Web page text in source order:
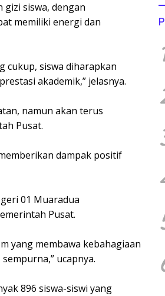
siswa, dengan
memiliki energi dan
cukup, siswa diharapkan
akademik,” jelasnya.
namun akan terus
Pusat.
dampak positif
01 Muaradua
Pusat.
yang membawa kebahagiaan
ucapnya.
896 siswa-siswi yang